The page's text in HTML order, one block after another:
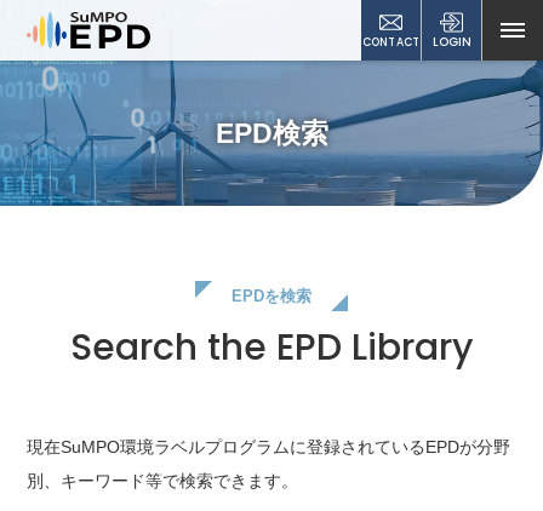
CONTACT LOGIN
EPD検索
EPDを検索
Search the EPD Library
現在SuMPO環境ラベルプログラムに登録されているEPDが分野
別、キーワード等で検索できます。